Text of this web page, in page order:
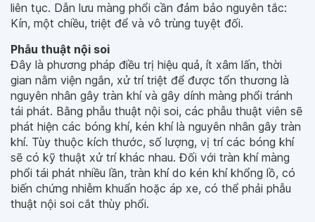
liên tục. Dẫn lưu màng phổi cần đảm bảo nguyên tắc:
Kín, một chiều, triệt để và vô trùng tuyệt đối.
Phẫu thuật nội soi
Đây là phương pháp điều trị hiệu quả, ít xâm lấn, thời
gian nằm viện ngắn, xử trí triệt để được tổn thương là
nguyên nhân gây tràn khí và gây dính màng phổi tránh
tái phát. Bằng phẫu thuật nội soi, các phẫu thuật viên sẽ
phát hiện các bóng khí, kén khí là nguyên nhân gây tràn
khí. Tùy thuộc kích thước, số lượng, vị trí các bóng khí
sẽ có kỹ thuật xử trí khác nhau. Đối với tràn khí màng
phổi tái phát nhiều lần, tràn khí do kén khí khổng lồ, có
biến chứng nhiễm khuẩn hoặc áp xe, có thể phải phẫu
thuật nội soi cắt thùy phổi.